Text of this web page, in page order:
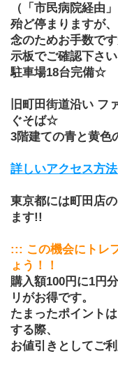
（「市民病院経由
殆ど停まりますが、
念のためお手数で
示板でご確認下さい
駐車場18台完備☆
旧町田街道沿い フ
ぐそば☆
3階建ての青と黄色
詳しいアクセス方
東京都には町田店
ます!!
::: この機会にトレ
ょう！！
購入額100円に1円
リがお得です。
たまったポイント
する際、
お値引きとしてご